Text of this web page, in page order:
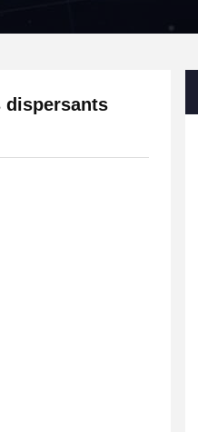
dispersants